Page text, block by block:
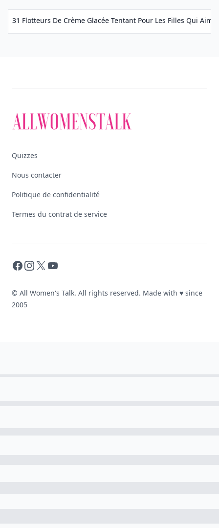
31 Flotteurs De Crème Glacée Tentant Pour Les Filles Qui
Quizzes
Nous contacter
Politique de confidentialité
Termes du contrat de service
Facebook
Instagram
X YouTube
© All Women's Talk. All rights reserved. Made with ♥ since
2005